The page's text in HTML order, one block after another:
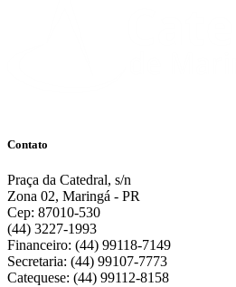
Contato
Praça da Catedral, s/n
Zona 02, Maringá - PR
Cep: 87010-530
(44) 3227-1993
Financeiro: (44) 99118-7149
Secretaria: (44) 99107-7773
Catequese: (44) 99112-8158